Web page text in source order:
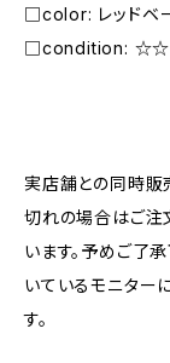
□color: レッドベ
□condition:
実店舗との同時販
切れの場合はご注
います。予めご了
いているモニター
す。